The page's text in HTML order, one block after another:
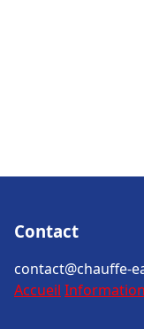
Contact
contact@chauffe-
Accueil